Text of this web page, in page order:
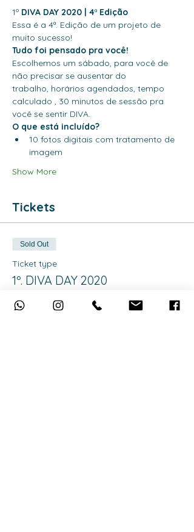
1º DIVA DAY 2020 | 4ª Edição
Essa é a 4ª. Edição de um projeto de
muito sucesso!
Tudo foi pensado pra você!
Escolhemos um sábado, para você de
não precisar se ausentar do
trabalho, horários agendados, tempo
calculado , 30 minutos de sessão pra
você se sentir DIVA.
O que está incluído?
10 fotos digitais com tratamento de
imagem
Show More
Tickets
Sold Out
Ticket type
1º. DIVA DAY 2020
More info